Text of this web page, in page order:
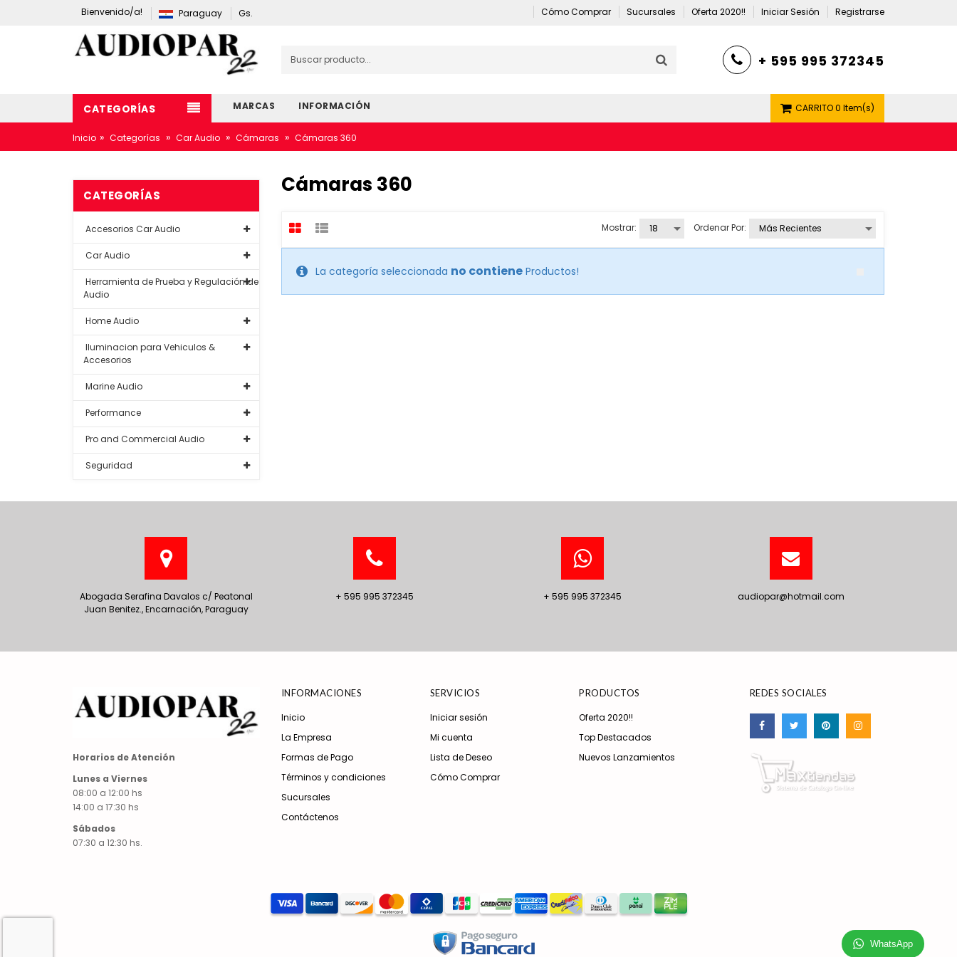
Bienvenido/a! Paraguay Gs. Cómo Comprar Sucursales Oferta 2020!! Iniciar Sesión Registrarse
+ 595 995 372345
CATEGORÍAS MARCAS INFORMACIÓN CARRITO0 Item(s)
Inicio » Categorías » Car Audio » Cámaras » Cámaras 360
Cámaras 360
Mostrar: Ordenar Por:
La categoría seleccionada no contieneProductos!
CATEGORÍAS
Accesorios Car Audio
Car Audio
Herramienta de Prueba y Regulación de
Audio
Home Audio
Iluminacion para Vehiculos &
Accesorios
Marine Audio
Performance
Pro and Commercial Audio
Seguridad
Abogada Serafina Davalos c/ Peatonal
Juan Benitez., Encarnación, Paraguay
+ 595 995 372345 + 595 995 372345 audiopar@hotmail.com
Horarios de Atención
Lunes a Viernes
08:00 a 12:00 hs
14:00 a 17:30 hs
Sábados
07:30 a 12:30 hs.
INFORMACIONES
Inicio
La Empresa
Formas de Pago
Términos y condiciones
Sucursales
Contáctenos
SERVICIOS
Iniciar sesión
Mi cuenta
Lista de Deseo
Cómo Comprar
PRODUCTOS
Oferta 2020!!
Top Destacados
Nuevos Lanzamientos
REDES SOCIALES
WhatsApp